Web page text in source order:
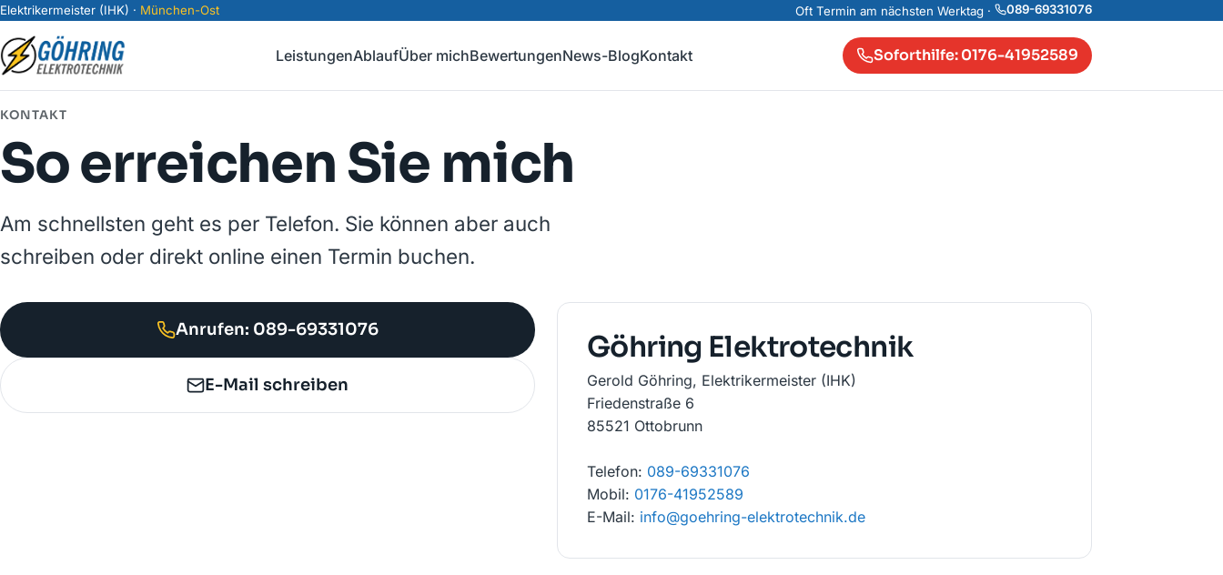
Elektrikermeister (IHK) · München-Ost Oft Termin am nächsten Werktag · 089-69331076
LeistungenAblaufÜber michBewertungenNews-BlogKontakt Soforthilfe: 0176-41952589
KONTAKT
So erreichen Sie mich
Am schnellsten geht es per Telefon. Sie können aber auch
schreiben oder direkt online einen Termin buchen.
Anrufen: 089-69331076
E-Mail schreiben
Göhring Elektrotechnik
Gerold Göhring, Elektrikermeister (IHK)
Friedenstraße 6
85521 Ottobrunn
Telefon: 089-69331076
Mobil: 0176-41952589
E-Mail: info@goehring-elektrotechnik.de